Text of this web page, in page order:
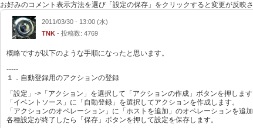
お好みのコメント表示方法を選び「設定の保存」をクリックすると変更が反映さ
2011/03/30 - 13:00 (水)
TNK - 投稿数: 4769
概略ですが以下のような手順になったと思います。
-----
１．自動登録用のアクションの登録
「設定」->「アクション」を選択して「アクションの作成」ボタンを押します
「イベントソース」に「自動登録」を選択してアクションを作成します。
「アクションのオペレーション」に「ホストを追加」のオペレーションを追加
各種設定が終了したら「保存」ボタンを押して設定を保存します。